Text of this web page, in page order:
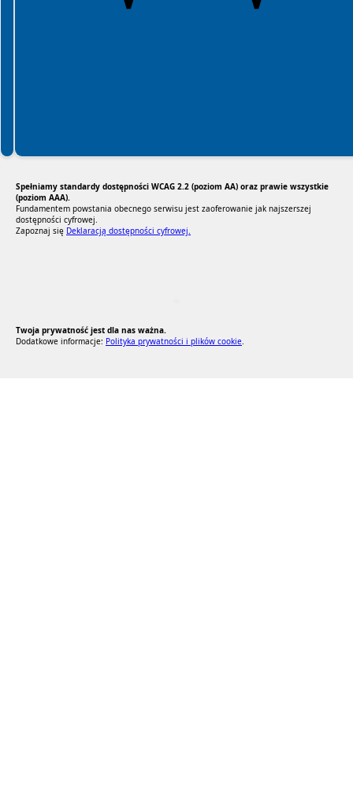
Spełniamy standardy dostępności WCAG 2.2 (poziom AA) oraz prawie wszystkie
(poziom AAA).
Fundamentem powstania obecnego serwisu jest zaoferowanie jak najszerszej
dostępności cyfrowej.
Zapoznaj się Deklaracją dostępności cyfrowej.
Twoja prywatność jest dla nas ważna.
Dodatkowe informacje: Polityka prywatności i plików cookie